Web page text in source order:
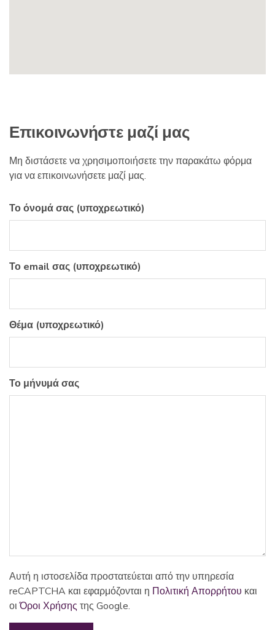
Επικοινωνήστε μαζί μας
Μη διστάσετε να χρησιμοποιήσετε την παρακάτω φόρμα
για να επικοινωνήσετε μαζί μας.
Το όνομά σας (υποχρεωτικό)
Το email σας (υποχρεωτικό)
Θέμα (υποχρεωτικό)
Το μήνυμά σας
Αυτή η ιστοσελίδα προστατεύεται από την υπηρεσία
reCAPTCHA και εφαρμόζονται η Πολιτική Απορρήτου και
οιΌροι Χρήσης της Google.